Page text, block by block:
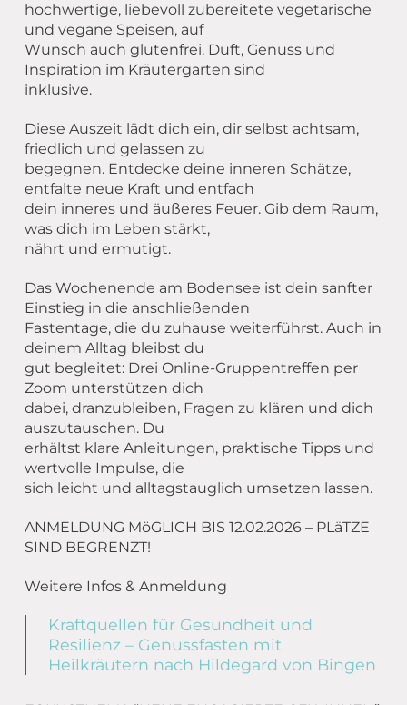
hochwertige, liebevoll zubereitete vegetarische
und vegane Speisen, auf
Wunsch auch glutenfrei. Duft, Genuss und
Inspiration im Kräutergarten sind
inklusive.
Diese Auszeit lädt dich ein, dir selbst achtsam,
friedlich und gelassen zu
begegnen. Entdecke deine inneren Schätze,
entfalte neue Kraft und entfach
dein inneres und äußeres Feuer. Gib dem Raum,
was dich im Leben stärkt,
nährt und ermutigt.
Das Wochenende am Bodensee ist dein sanfter
Einstieg in die anschließenden
Fastentage, die du zuhause weiterführst. Auch in
deinem Alltag bleibst du
gut begleitet: Drei Online-Gruppentreffen per
Zoom unterstützen dich
dabei, dranzubleiben, Fragen zu klären und dich
auszutauschen. Du
erhältst klare Anleitungen, praktische Tipps und
wertvolle Impulse, die
sich leicht und alltagstauglich umsetzen lassen.
ANMELDUNG MöGLICH BIS 12.02.2026 – PLäTZE
SIND BEGRENZT!
Weitere Infos & Anmeldung
Kraftquellen für Gesundheit und
Resilienz – Genussfasten mit
Heilkräutern nach Hildegard von Bingen